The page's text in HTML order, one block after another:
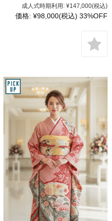
成人式時期利用: ¥147,000(税込)
価格: ¥98,000(税込) 33%OFF